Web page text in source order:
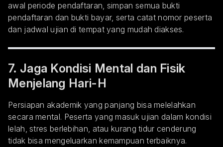
awal periode pendaftaran, simpan semua bukti
pendaftaran dan bukti bayar, serta catat nomor peserta
dan jadwal ujian di tempat yang mudah diakses.
7. Jaga Kondisi Mental dan Fisik
Menjelang Hari-H
Persiapan akademik yang panjang bisa melelahkan
secara mental. Peserta yang masuk ujian dalam kondisi
lelah, stres berlebihan, atau kurang tidur cenderung
tidak bisa mengeluarkan kemampuan terbaiknya.